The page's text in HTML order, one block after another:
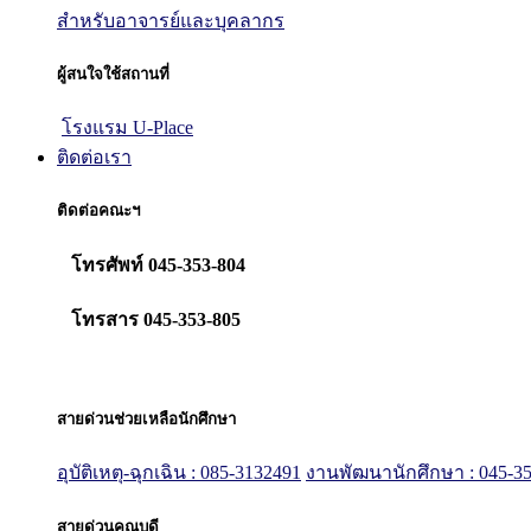
สำหรับอาจารย์และบุคลากร
ผู้สนใจใช้สถานที่
โรงแรม U-Place
ติดต่อเรา
ติดต่อคณะฯ
โทรศัพท์ 045-353-804
โทรสาร 045-353-805
สายด่วนช่วยเหลือนักศึกษา
อุบัติเหตุ-ฉุกเฉิน : 085-3132491 งานพัฒนานักศึกษา : 045-
สายด่วนคณบดี